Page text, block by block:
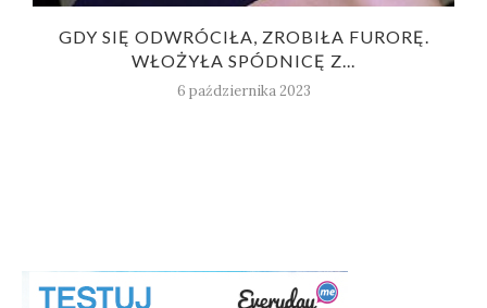
GDY SIĘ ODWRÓCIŁA, ZROBIŁA FURORĘ.
WŁOŻYŁA SPÓDNICĘ Z...
6 października 2023